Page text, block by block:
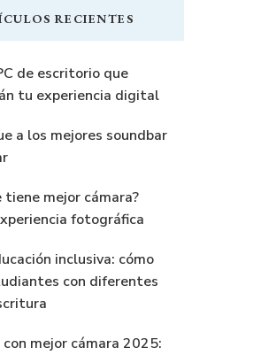
RECIENTES
de escritorio que
tu experiencia digital
a los mejores soundbar
tiene mejor cámara?
fotográfica
inclusiva: cómo
con diferentes
mejor cámara 2025: